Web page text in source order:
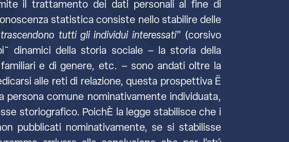
il trattamento dei dati personali al fine di
statistica consiste nello stabilire delle
trascendono tutti gli individui interessati” (corsivo
dinamici della storia sociale – la storia della
e di genere, etc. – sono andati oltre la
alle reti di relazione, questa prospettiva Ë
comune nominativamente individuata,
storiografico. PoichÈ la legge stabilisce che i
pubblicati nominativamente, se si stabilisse